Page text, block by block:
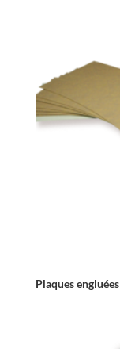
Plaques engluées